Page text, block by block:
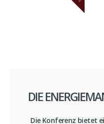
DIE
Die Konferenz bietet